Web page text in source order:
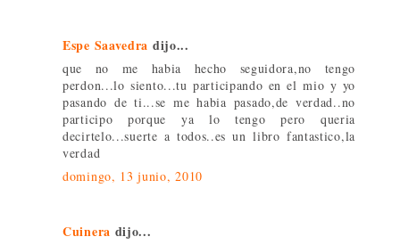
Espe Saavedra dijo...
que no me habia hecho seguidora,no tengo
perdon...lo siento...tu participando en el mio y yo
pasando de ti...se me habia pasado,de verdad..no
participo porque ya lo tengo pero queria
decirtelo...suerte a todos..es un libro fantastico,la
verdad
domingo, 13 junio, 2010
Cuinera dijo...